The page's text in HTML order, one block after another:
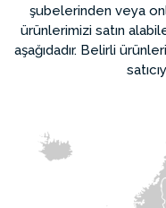
şubelerinden veya
ürünlerimizi satın
aşağıdadır. Belirli